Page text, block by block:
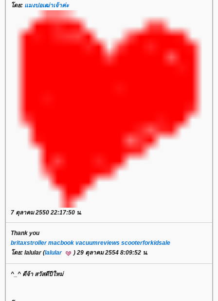
ดย: มงปอเฒ่าเจ้าค่ะ
7 ตุลาคม 2550 22:17:50 น.
Thank you
britaxstroller macbook vacuumreviews scooterforkidsale
ดย: lalular (lalular ) 29 ตุลาคม 2554 8:09:52 น.
^_^ ดีจ้า สวัสดีปีใหม่